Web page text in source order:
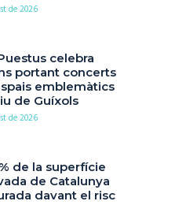
de 2026
celebra
portant concerts
emblemàtics
de Guíxols
de 2026
de la superfície
de Catalunya
davant el risc